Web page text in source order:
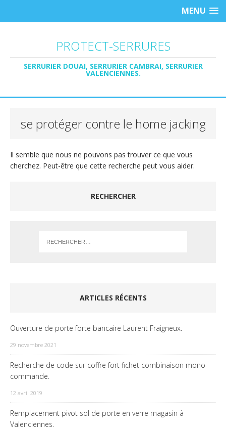
MENU
PROTECT-SERRURES
SERRURIER DOUAI, SERRURIER CAMBRAI, SERRURIER
VALENCIENNES.
se protéger contre le home jacking
Il semble que nous ne pouvons pas trouver ce que vous
cherchez. Peut-être que cette recherche peut vous aider.
RECHERCHER
ARTICLES RÉCENTS
Ouverture de porte forte bancaire Laurent Fraigneux.
29 novembre 2021
Recherche de code sur coffre fort fichet combinaison mono-
commande.
12 avril 2019
Remplacement pivot sol de porte en verre magasin à
Valenciennes.